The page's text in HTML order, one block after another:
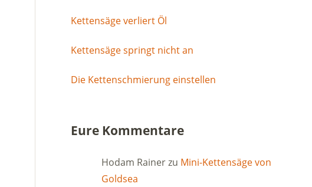
Kettensäge verliert Öl
Kettensäge springt nicht an
Die Kettenschmierung einstellen
Eure Kommentare
Hodam Rainerzu Mini-Kettensäge von
Goldsea